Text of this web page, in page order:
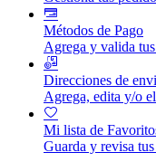
Métodos de Pago
Agrega y valida
Direcciones de
Agrega, edita y/o
Mi lista de
Guarda y revisa